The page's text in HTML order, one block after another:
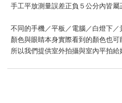
手工平放測量誤差正負５公分內皆屬
不同的手機／平板／電腦／白燈下
顏色與眼睛本身實際看到的顏色也可
所以我們提供室外拍攝與室內平拍給